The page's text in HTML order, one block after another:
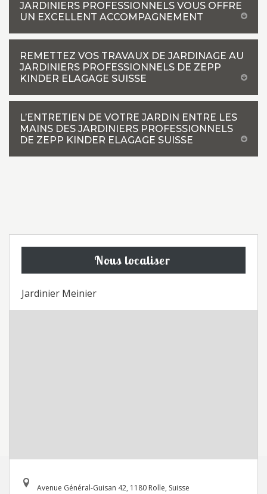
JARDINIERS PROFESSIONNELS VOUS OFFRE
UN EXCELLENT ACCOMPAGNEMENT
REMETTEZ VOS TRAVAUX DE JARDINAGE AU
JARDINIERS PROFESSIONNELS DE ZEPP
KINDER ELAGAGE SUISSE
L’ENTRETIEN DE VOTRE JARDIN ENTRE LES
MAINS DES JARDINIERS PROFESSIONNELS
DE ZEPP KINDER ELAGAGE SUISSE
Nous localiser
Jardinier Meinier
Avenue Général-Guisan 42, 1180 Rolle, Suisse